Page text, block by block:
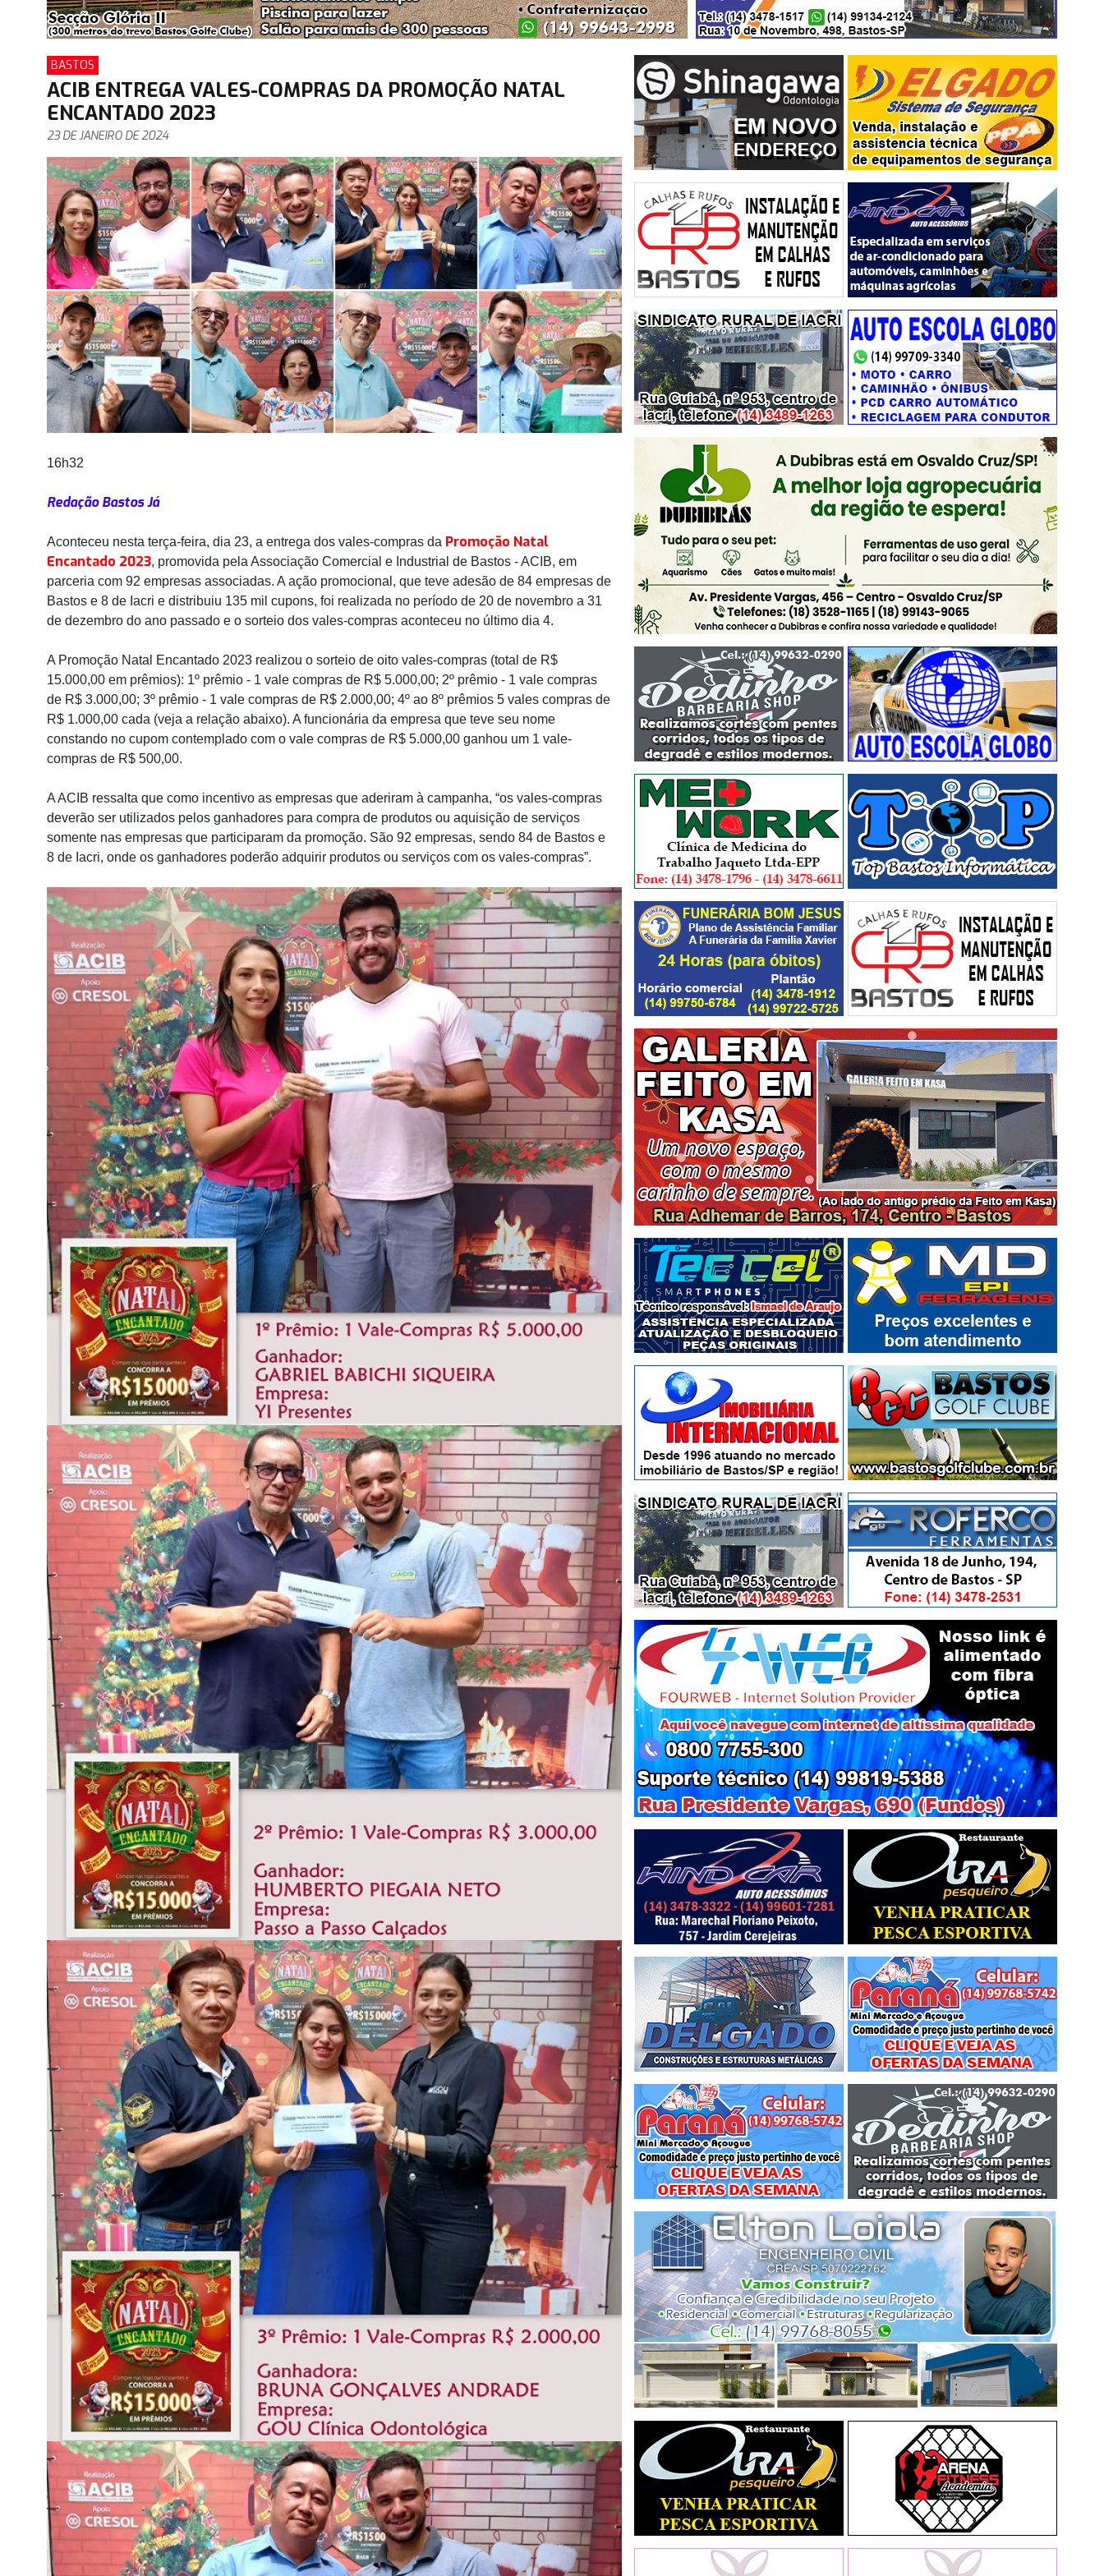
BASTOS
ACIB ENTREGA VALES-COMPRAS DA PROMOÇÃO NATAL
ENCANTADO 2023
23 DE JANEIRO DE 2024
16h32
Redação Bastos Já
Aconteceu nesta terça-feira, dia 23, a entrega dos vales-compras da Promoção Natal
Encantado 2023, promovida pela Associação Comercial e Industrial de Bastos - ACIB, em
parceria com 92 empresas associadas. A ação promocional, que teve adesão de 84 empresas de
Bastos e 8 de Iacri e distribuiu 135 mil cupons, foi realizada no período de 20 de novembro a 31
de dezembro do ano passado e o sorteio dos vales-compras aconteceu no último dia 4.
A Promoção Natal Encantado 2023 realizou o sorteio de oito vales-compras (total de R$
15.000,00 em prêmios): 1º prêmio - 1 vale compras de R$ 5.000,00; 2º prêmio - 1 vale compras
de R$ 3.000,00; 3º prêmio - 1 vale compras de R$ 2.000,00; 4º ao 8º prêmios 5 vales compras de
R$ 1.000,00 cada (veja a relação abaixo). A funcionária da empresa que teve seu nome
constando no cupom contemplado com o vale compras de R$ 5.000,00 ganhou um 1 vale-
compras de R$ 500,00.
A ACIB ressalta que como incentivo as empresas que aderiram à campanha, “os vales-compras
deverão ser utilizados pelos ganhadores para compra de produtos ou aquisição de serviços
somente nas empresas que participaram da promoção. São 92 empresas, sendo 84 de Bastos e
8 de Iacri, onde os ganhadores poderão adquirir produtos ou serviços com os vales-compras”.